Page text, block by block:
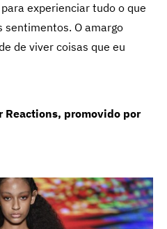
experienciar tudo o que
sentimentos. O amargo
de viver coisas que eu
Reactions, promovido por